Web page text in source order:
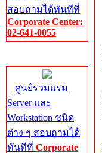
สอบถามได้ทันทีที่
Corporate Center:
02-641-0055
ศูนย์รวมแรม
Server และ
Workstation ชนิด
ต่าง ๆ สอบถามได้
ทันทีที่ Corporate